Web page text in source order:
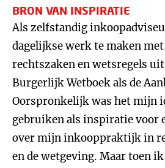
BRON VAN INSPIRATIE
Als zelfstandig
dagelijkse werk te maken
rechtszaken en wetsregels
Burgerlijk Wetboek als de
Oorspronkelijk was het mijn
gebruiken als inspiratie voor
over mijn inkooppraktijk in
en de wetgeving. Maar toen